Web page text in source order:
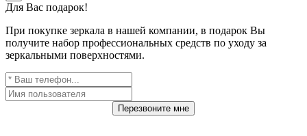
Для Вас подарок!
При покупке зеркала в нашей компании, в подарок Вы
получите набор профессиональных средств по уходу за
зеркальными поверхностями.
Перезвоните мне